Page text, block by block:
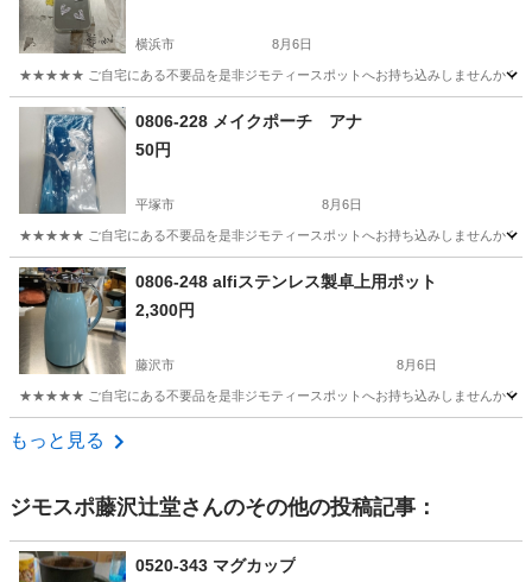
横浜市 8月6日
★★★★★ ご自宅にある不要品を是非ジモティースポットへお持ち込みしませんか？
神奈川 横浜市 現地
0806-228 メイクポーチ アナ
50円
平塚市 8月6日
★★★★★ ご自宅にある不要品を是非ジモティースポットへお持ち込みしませんか？
神奈川 平塚市 0806-248 alfiステンレス製卓上用ポット
2,300円
藤沢市 8月6日
★★★★★ ご自宅にある不要品を是非ジモティースポットへお持ち込みしませんか？
神奈川 藤沢市
もっと見る
ジモスポ藤沢辻堂さんのその他の投稿記事：
0520-343 マグカップ